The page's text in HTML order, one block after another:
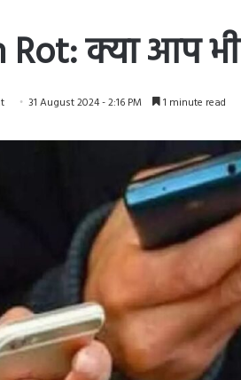
Rot: क्या आप
31 August 2024 - 2:16 PM 1 minute read